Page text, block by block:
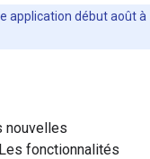
application début août à
nouvelles
fonctionnalités